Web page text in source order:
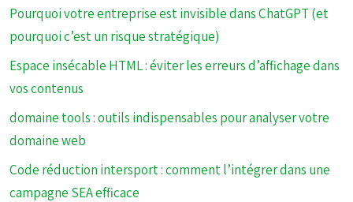
Pourquoi votre entreprise est invisible dans ChatGPT (et
pourquoi c’est un risque stratégique)
Espace insécable HTML : éviter les erreurs d’affichage dans
vos contenus
domaine tools : outils indispensables pour analyser votre
domaine web
Code réduction intersport : comment l’intégrer dans une
campagne SEA efficace